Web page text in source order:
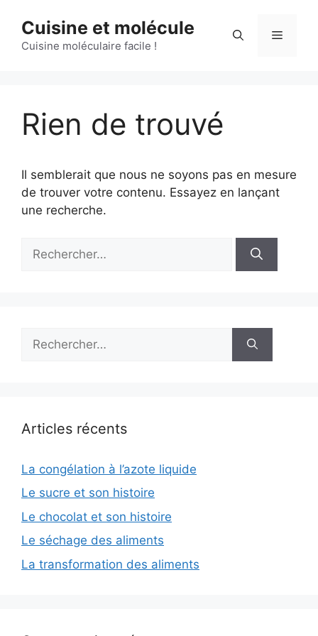
contenu
Cuisine et molécule
Cuisine moléculaire facile !
Menu
Rien de trouvé
Il semblerait que nous ne soyons pas en mesure
de trouver votre contenu. Essayez en lançant
une recherche.
Articles récents
La congélation à l’azote liquide
Le sucre et son histoire
Le chocolat et son histoire
Le séchage des aliments
La transformation des aliments